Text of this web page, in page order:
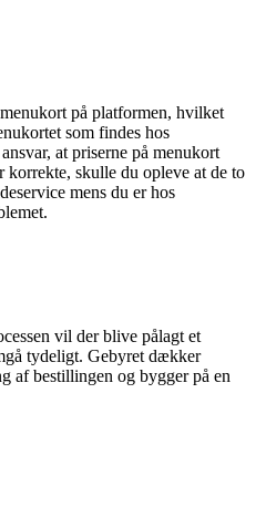
på platformen, hvilket
som findes hos
at priserne på menukort
skulle du opleve at de to
mens du er hos
vil der blive pålagt et
tydeligt. Gebyret dækker
af bestillingen og bygger på en